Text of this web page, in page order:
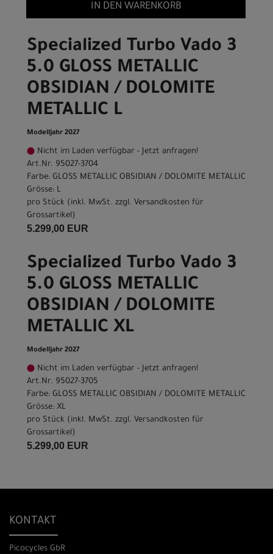
IN DEN WARENKORB
Specialized Turbo Vado 3
5.0 GLOSS METALLIC
OBSIDIAN / DOLOMITE
METALLIC L
Modelljahr 2027
Nicht im Laden verfügbar - Jetzt anfragen!
Art.Nr. 95027-3704
Farbe: GLOSS METALLIC OBSIDIAN / DOLOMITE METALLIC
Grösse: L
pro Stück (inkl. MwSt. zzgl. Versandkosten für
Grossartikel)
5.299,00 EUR
Specialized Turbo Vado 3
5.0 GLOSS METALLIC
OBSIDIAN / DOLOMITE
METALLIC XL
Modelljahr 2027
Nicht im Laden verfügbar - Jetzt anfragen!
Art.Nr. 95027-3705
Farbe: GLOSS METALLIC OBSIDIAN / DOLOMITE METALLIC
Grösse: XL
pro Stück (inkl. MwSt. zzgl. Versandkosten für
Grossartikel)
5.299,00 EUR
KONTAKT
Picocycles GbR